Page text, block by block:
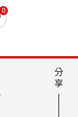
0
分
享